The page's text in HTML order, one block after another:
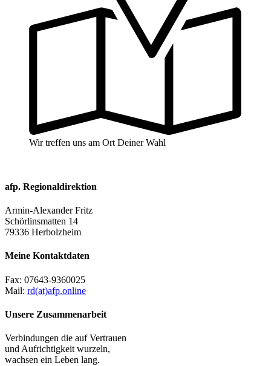
Wir treffen uns am Ort Deiner Wahl
afp. Regionaldirektion
Armin-Alexander Fritz
Schörlinsmatten 14
79336 Herbolzheim
Meine Kontaktdaten
Fax: 07643-9360025
Mail: rd(at)afp.online
Unsere Zusammenarbeit
Verbindungen die auf Vertrauen
und Aufrichtigkeit wurzeln,
wachsen ein Leben lang.